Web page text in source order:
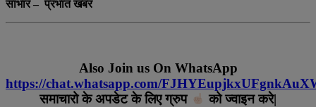
साभार – प्रभात खबर
Also Join us On WhatsApp
https://chat.whatsapp.com/
समाचारो के अपडेट के लिए ग्रुप
को ज्वाइन करे|